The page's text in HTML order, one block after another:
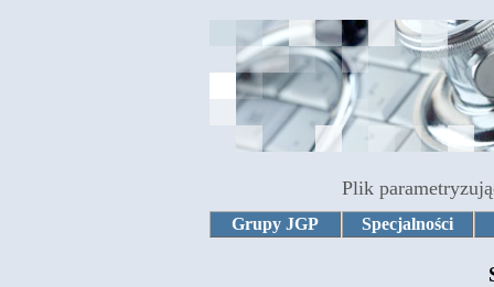
Plik
Grupy JGP Specjalności